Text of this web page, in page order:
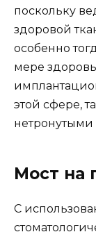
поскольку
здоровой
особенно
мере
этой сфере,
нетронутыми
Мост на
С